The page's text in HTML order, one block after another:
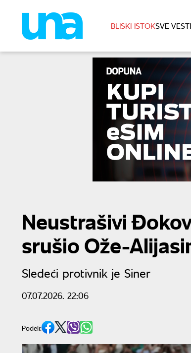
BLISKI ISTOKSVE VESTI
Neustrašivi
srušio Ože-
Sledeći protivnik je Siner
07.07.2026. 22:06
Podeli: